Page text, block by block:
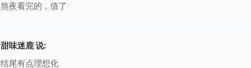
熬夜看完的，值了
甜味迷鹿 说:
结尾有点理想化